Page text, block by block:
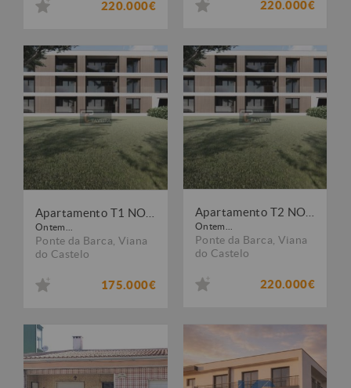
220.000€ 220.000€
Ontem...
Ponte da Barca Viana
do Castelo
175.000€
Ontem...
Ponte da Barca Viana
do Castelo
220.000€